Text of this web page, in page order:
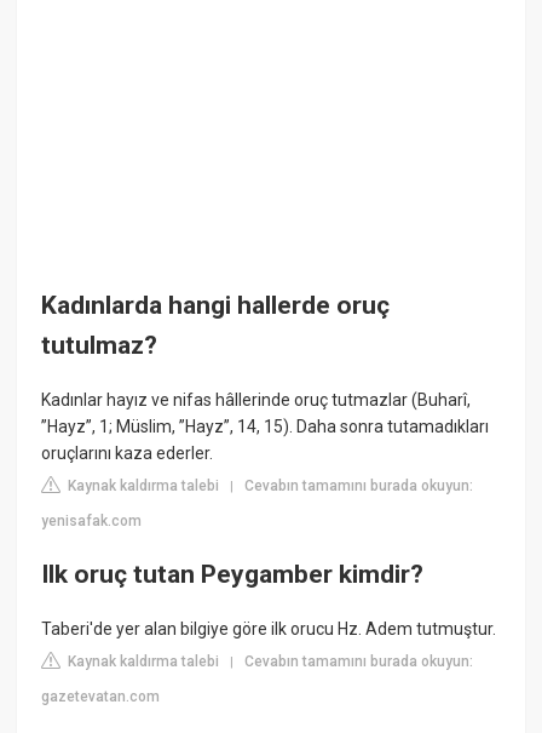
Kadınlarda hangi hallerde oruç
tutulmaz?
Kadınlar hayız ve nifas hâllerinde oruç tutmazlar (Buharî,
”Hayz”, 1; Müslim, ”Hayz”, 14, 15). Daha sonra tutamadıkları
oruçlarını kaza ederler.
Kaynak kaldırma talebi |Cevabın tamamını burada okuyun:
yenisafak.com
Ilk oruç tutan Peygamber kimdir?
Taberi'de yer alan bilgiye göre ilk orucu Hz. Adem tutmuştur.
Kaynak kaldırma talebi |Cevabın tamamını burada okuyun:
gazetevatan.com